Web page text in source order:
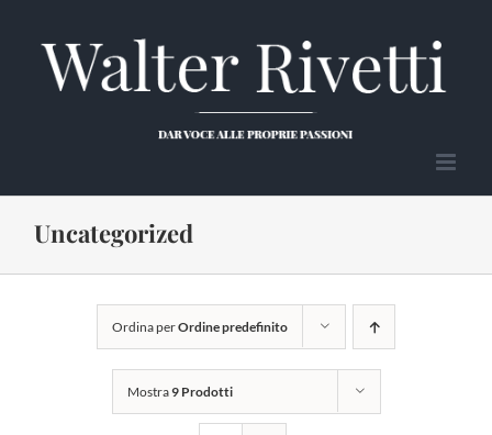
contenuto
Uncategorized
Ordina perOrdine predefinito
Mostra9 Prodotti